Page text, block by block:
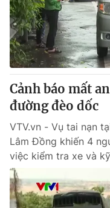
Cảnh báo mất
đường đèo dốc
VTV.vn - Vụ tai nạn
Lâm Đồng khiến 4
việc kiểm tra xe và